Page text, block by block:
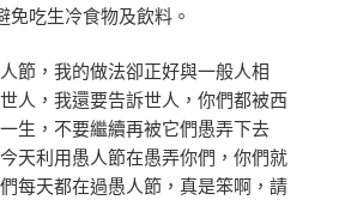
免吃生冷食物及飲料。
節，我的做法卻正好與一般人相
人，我還要告訴世人，你們都被西
生，不要繼續再被它們愚弄下去
天利用愚人節在愚弄你們，你們就
每天都在過愚人節，真是笨啊，請